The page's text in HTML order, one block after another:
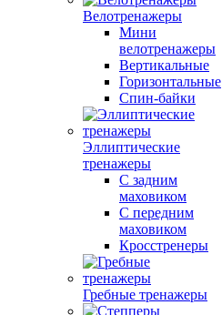
Велотренажеры
Мини
велотренажеры
Вертикальные
Горизонтальные
Спин-байки
Эллиптические
тренажеры
С задним
маховиком
С передним
маховиком
Кросстренеры
Гребные тренажеры